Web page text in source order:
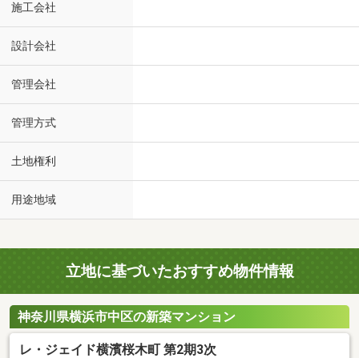
施工会社
設計会社
管理会社
管理方式
土地権利
用途地域
立地に基づいたおすすめ物件情報
神奈川県横浜市中区の新築マンション
レ・ジェイド横濱桜木町 第2期3次